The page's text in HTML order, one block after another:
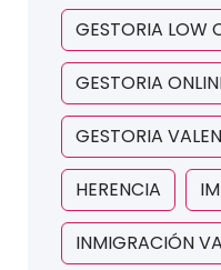
GESTORIA LOW
GESTORIA
GESTORIA
HERENCIA
INMIGRACIÓN